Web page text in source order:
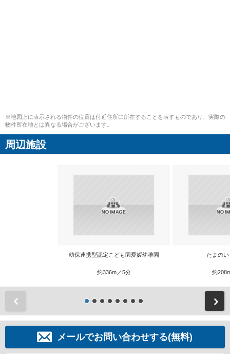
※地図上に表示される物件の位置は付近住所に所在することを表すものであり、実際の
物件所在地とは異なる場合がございます。
周辺施設
幼保連携型認定こども園愛媛幼稚園
約336m／5分
たまの
約
メールでお問い合わせする(無料)